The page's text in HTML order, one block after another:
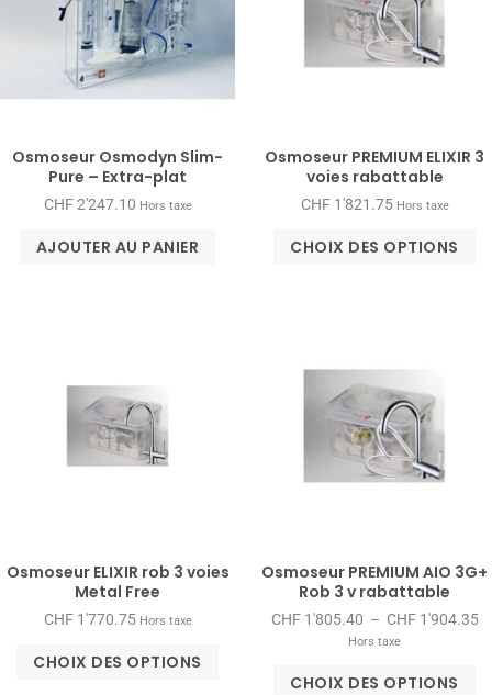
Osmoseur Osmodyn Slim-
Pure – Extra-plat
CHF2'247.10 Hors taxe
AJOUTER AU PANIER
Osmoseur PREMIUM ELIXIR 3
voies rabattable
CHF1'821.75 Hors taxe
CHOIX DES OPTIONS
Osmoseur ELIXIR rob 3 voies
Metal Free
CHF1'770.75 Hors taxe
CHOIX DES OPTIONS
Osmoseur PREMIUM AIO 3G+
Rob 3 v rabattable
CHF1'805.40 – CHF1'904.35
Hors taxe
CHOIX DES OPTIONS